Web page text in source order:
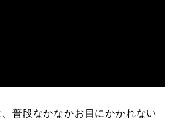
普段なかなかお目にかかれない